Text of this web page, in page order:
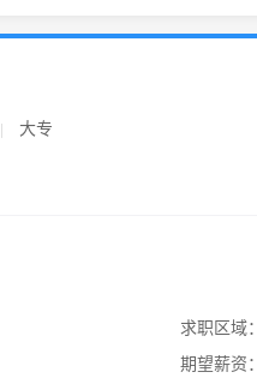
大专
求职区域：
期望薪资：